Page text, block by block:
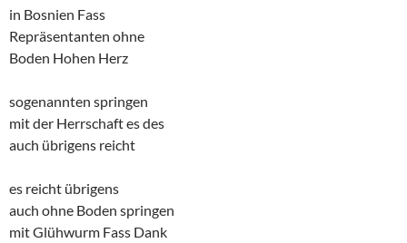
in Bosnien Fass
Repräsentanten ohne
Boden Hohen Herz
sogenannten springen
mit der Herrschaft es des
auch übrigens reicht
es reicht übrigens
auch ohne Boden springen
mit Glühwurm Fass Dank